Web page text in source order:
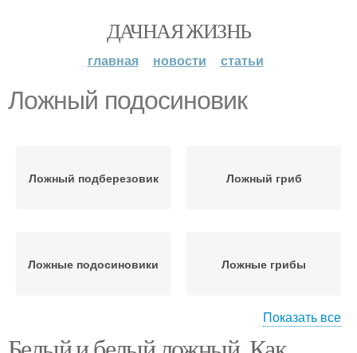
ДАЧНАЯ ЖИЗНЬ
главная новости статьи
Ложный подосиновик
Ложный подберезовик Ложный гриб
Ложные подосиновики Ложные грибы
Ложные белые
Показать все